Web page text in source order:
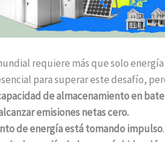
requiere más que solo
para superar este desafío,
de almacenamiento en
emisiones netas cero.
de energía está tomando impulso.